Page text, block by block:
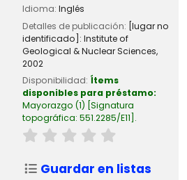
Idioma: Inglés
Detalles de publicación: [lugar no
identificado]: Institute of
Geological & Nuclear Sciences,
2002
Disponibilidad: Ítems
disponibles para préstamo:
Mayorazgo (1) Signatura
topográfica: 551.2285/E11 .
Guardar en listas